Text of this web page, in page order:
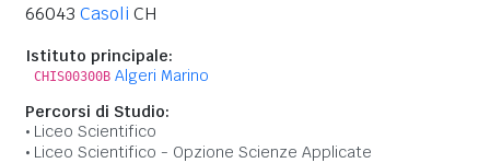
66043 Casoli CH
Istituto principale:
CHIS00300B Algeri Marino
Percorsi di Studio:
Liceo Scientifico
Liceo Scientifico - Opzione Scienze Applicate